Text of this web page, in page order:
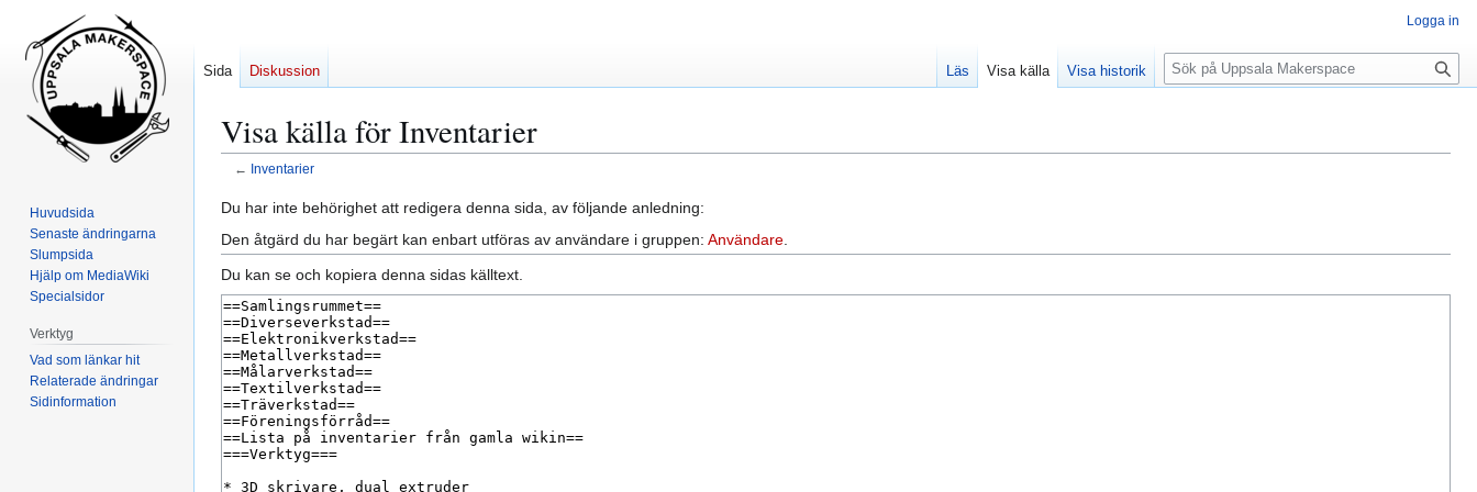
Visa källa för Inventarier
← Inventarier
Hoppa
till
navigering
Hoppa
till
sök
Du har inte behörighet att redigera denna sida, av följande anledning:
Den åtgärd du har begärt kan enbart utföras av användare i gruppen: Användare
Du kan se och kopiera denna sidas källtext.
Logga in
Sida Diskussion Läs Visa källa Visa historik
S
ö
Huvudsida
Senaste ändringarna
Slumpsida
Hjälp om MediaWiki
Specialsidor
Verktyg
Vad som länkar hit
Relaterade ändringar
Sidinformation